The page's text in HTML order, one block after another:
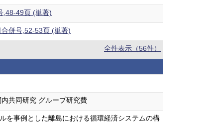
,48-49頁 (単著)
併号,52-53頁 (単著)
全件表示（56件）
共同研究 グループ研究費
を事例とした離島における循環経済システムの構